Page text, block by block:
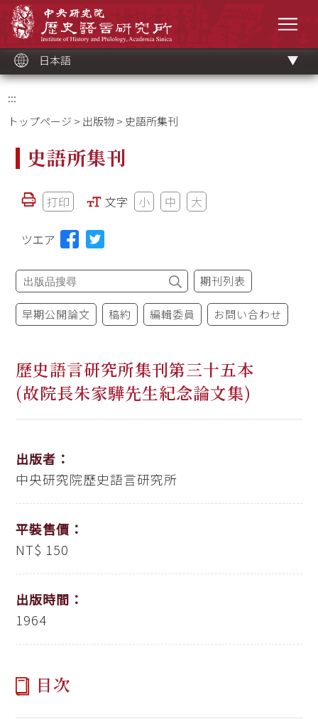
ッ
ク
日本語
:::
トップページ > 出版物 > 史語所集刊
史語所集刊
打印 文字 小 中 大
ツエア
期刊列表
早期公開論文 稿約 編輯委員 お問い合わせ
歷史語言研究所集刊第三十五本
(故院長朱家驊先生紀念論文集)
出版者：
中央研究院歷史語言研究所
平裝售價：
NT$ 150
出版時間：
1964
目次